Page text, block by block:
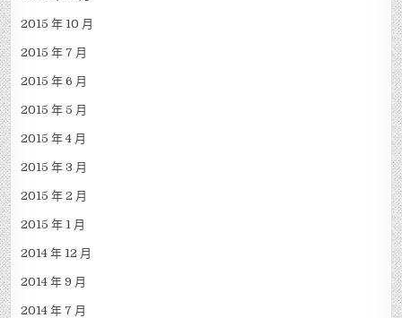
2015 年 10 月
2015 年 7 月
2015 年 6 月
2015 年 5 月
2015 年 4 月
2015 年 3 月
2015 年 2 月
2015 年 1 月
2014 年 12 月
2014 年 9 月
2014 年 7 月